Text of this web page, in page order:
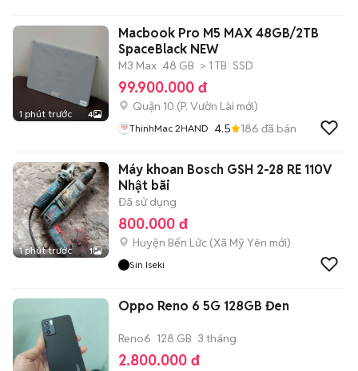
1 phút trước 4
Macbook Pro M5 MAX 48GB/2TB
SpaceBlack NEW
M3 Max 48 GB > 1 TB SSD
99.900.000 đ
Quận 10 (P. Vườn Lài mới)
ThinhMac 2HAND 4.5 186 đã bán
1 phút trước 1
Máy khoan Bosch GSH 2-28 RE 110V
Nhật bãi
Đã sử dụng
800.000 đ
Huyện Bến Lức (Xã Mỹ Yên mới)
Sin Iseki
Oppo Reno 6 5G 128GB Đen
Reno6 128 GB 3 tháng
2.800.000 đ